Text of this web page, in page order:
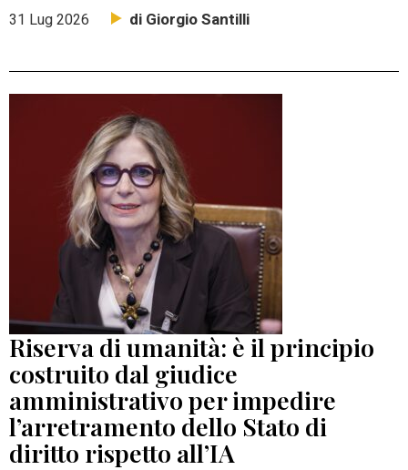
31 Lug 2026 di Giorgio Santilli
Riserva di umanità: è il principio
costruito dal giudice
amministrativo per impedire
l’arretramento dello Stato di
diritto rispetto all’IA